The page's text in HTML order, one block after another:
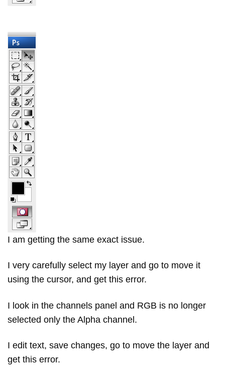
I am getting the same exact issue.
I very carefully select my layer and go to move it
using the cursor, and get this error.
I look in the channels panel and RGB is no longer
selected only the Alpha channel.
I edit text, save changes, go to move the layer and
get this error.